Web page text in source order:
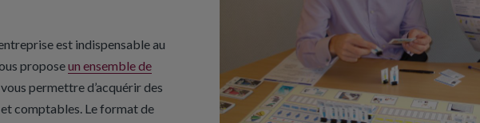
est indispensable au
proposeun ensemble de
permettre d’acquérir des
comptables. Le format de